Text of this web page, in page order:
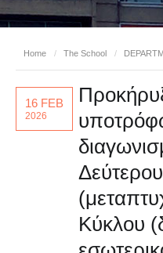
Home / The School /
16 FEB
2026
Κύκλου